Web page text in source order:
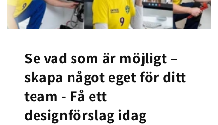
Se vad som är möjligt –
skapa något eget för ditt
team - Få ett
designförslag idag